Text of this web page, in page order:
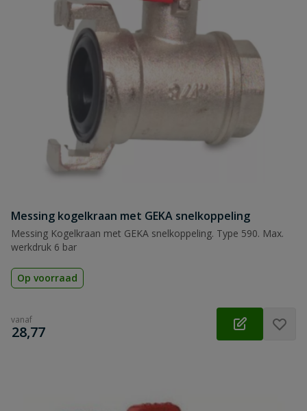
Messing kogelkraan met GEKA snelkoppeling
Messing Kogelkraan met GEKA snelkoppeling. Type 590. Max.
werkdruk 6 bar
Op voorraad
vanaf
€
28,77